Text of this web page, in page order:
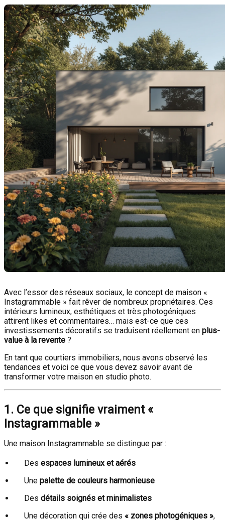
Avec l’essor des réseaux sociaux, le concept de maison «
Instagrammable » fait rêver de nombreux propriétaires. Ces
intérieurs lumineux, esthétiques et très photogéniques
attirent likes et commentaires… mais est-ce que ces
investissements décoratifs se traduisent réellement en plus-
value à la revente ?
En tant que courtiers immobiliers, nous avons observé les
tendances et voici ce que vous devez savoir avant de
transformer votre maison en studio photo.
1. Ce que signifie vraiment «
Instagrammable »
Une maison Instagrammable se distingue par :
Des espaces lumineux et aérés
Une palette de couleurs harmonieuse
Des détails soignés et minimalistes
Une décoration qui crée des « zones photogéniques »,